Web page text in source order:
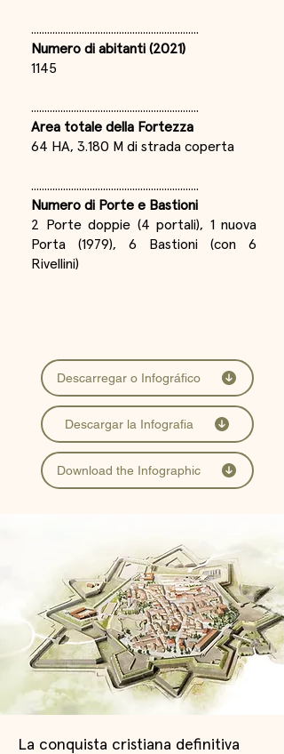
...............................................................
Numero di abitanti (2021)
1145
...............................................................
Area totale della Fortezza
64 HA, 3.180 M di strada coperta
...............................................................
Numero di Porte e Bastioni
2 Porte doppie (4 portali), 1 nuova
Porta (1979), 6 Bastioni (con 6
Rivellini)
Descarregar o Infográfico
Descargar la Infografia
Download the Infographic
La conquista cristiana definitiva